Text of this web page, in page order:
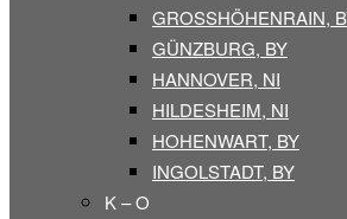
GROSSHÖHENRAIN, BY
GÜNZBURG, BY
HANNOVER, NI
HILDESHEIM, NI
HOHENWART, BY
INGOLSTADT, BY
K – O